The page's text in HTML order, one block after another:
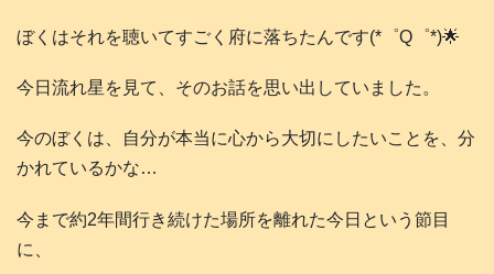
ぼくはそれを聴いてすごく府に落ちたんです(*゜Q゜*)🌟
今日流れ星を見て、そのお話を思い出していました。
今のぼくは、自分が本当に心から大切にしたいことを、分
かれているかな…
今まで約2年間行き続けた場所を離れた今日という節目
に、